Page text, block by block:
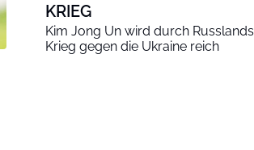
KRIEG
Kim Jong Un wird durch Russlands
Krieg gegen die Ukraine reich